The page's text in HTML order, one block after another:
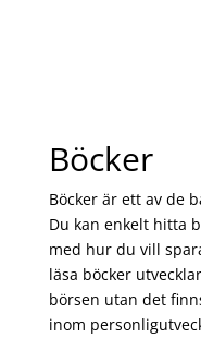
Böcker
Böcker är ett av de
Du kan enkelt hitta
med hur du vill
läsa böcker
börsen utan det
inom